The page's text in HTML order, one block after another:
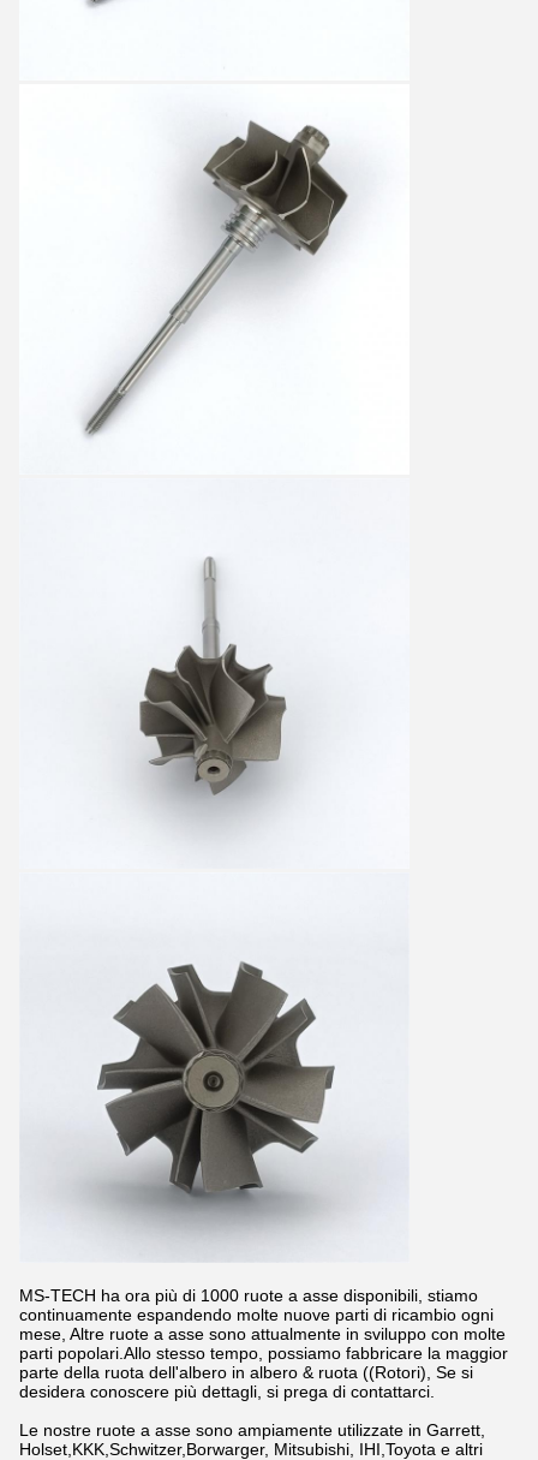
MS-TECH ha ora più di 1000 ruote a asse disponibili, stiamo
continuamente espandendo molte nuove parti di ricambio ogni
mese, Altre ruote a asse sono attualmente in sviluppo con molte
parti popolari.Allo stesso tempo, possiamo fabbricare la maggior
parte della ruota dell'albero in albero & ruota ((Rotori), Se si
desidera conoscere più dettagli, si prega di contattarci.
Le nostre ruote a asse sono ampiamente utilizzate in Garrett,
Holset,KKK,Schwitzer,Borwarger, Mitsubishi, IHI,Toyota e altri